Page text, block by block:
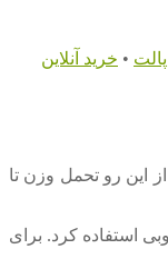
• خرید آنلاین
این رو تحمل وزن تا
استفاده کرد. برای